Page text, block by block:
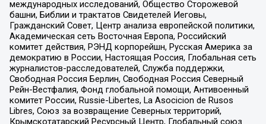
международных исследований, Общество Сторожевой
башни, Библии и трактатов Свидетелей Иеговы,
Гражданский Совет, Центр анализа европейской политики,
Академическая сеть Восточная Европа, Российский
комитет действия, РЭНД корпорейшн, Русская Америка за
демократию в России, Настоящая Россия, Глобальная сеть
журналистов-расследователей, Служба поддержки,
Свободная Россия Берлин, Свободная Россия Северный
Рейн-Вестфалия, Фонд глобальной помощи, Антивоенный
комитет России, Russie-Libertes, La Asocicion de Rusos
Libres, Союз за возвращение Северных территорий,
Крымскотатарский Ресурсный Центр, Глобальный союз